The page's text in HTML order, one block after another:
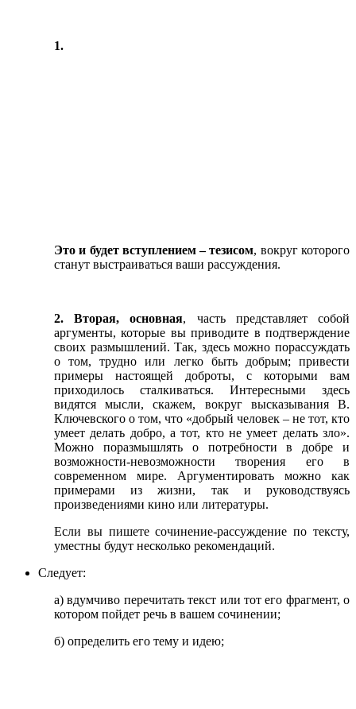
1.
Это и будет вступлением – тезисом, вокруг которого
станут выстраиваться ваши рассуждения.
2. Вторая, основная, часть представляет собой
аргументы, которые вы приводите в подтверждение
своих размышлений. Так, здесь можно порассуждать
о том, трудно или легко быть добрым; привести
примеры настоящей доброты, с которыми вам
приходилось сталкиваться. Интересными здесь
видятся мысли, скажем, вокруг высказывания В.
Ключевского о том, что «добрый человек – не тот, кто
умеет делать добро, а тот, кто не умеет делать зло».
Можно поразмышлять о потребности в добре и
возможности-невозможности творения его в
современном мире. Аргументировать можно как
примерами из жизни, так и руководствуясь
произведениями кино или литературы.
Если вы пишете сочинение-рассуждение по тексту,
уместны будут несколько рекомендаций.
Следует:
а) вдумчиво перечитать текст или тот его фрагмент, о
котором пойдет речь в вашем сочинении;
б) определить его тему и идею;